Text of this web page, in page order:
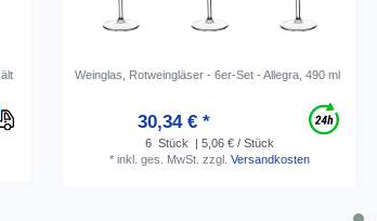
Weinglas, Rotweingläser - 6er-Set - Allegra, 490 ml
30,34 € *
6 Stück
| 5,06 € / Stück
* inkl. ges. MwSt. zzgl. Versandkosten